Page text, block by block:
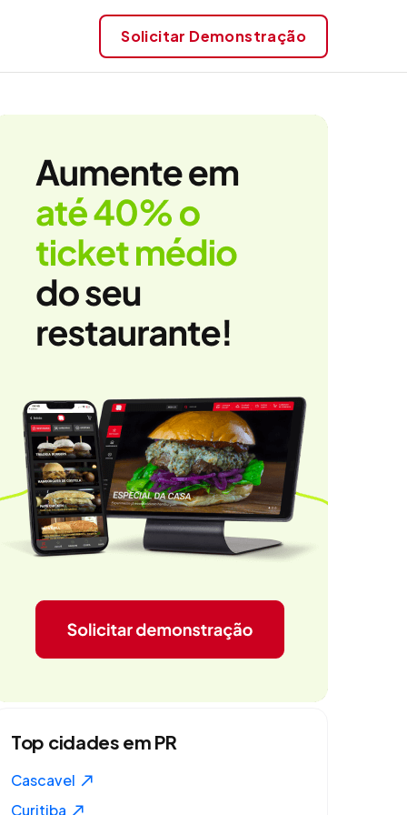
Solicitar Demonstração
Top cidades em PR
Cascavel
Curitiba